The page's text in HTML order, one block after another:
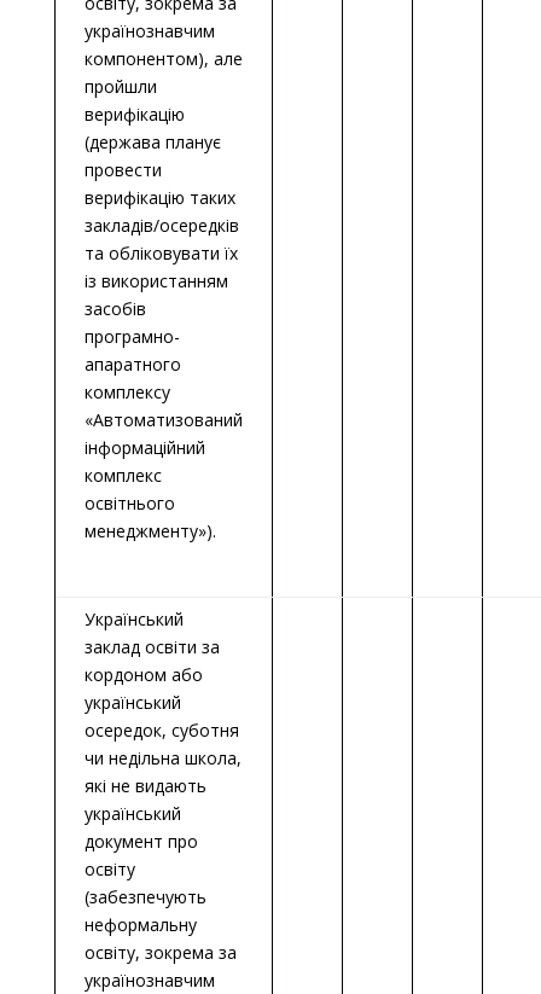
українознавчим
компонентом), але
пройшли
верифікацію
(держава планує
провести
верифікацію таких
закладів/осередків
та обліковувати їх
із використанням
засобів
програмно-
апаратного
комплексу
«Автоматизований
інформаційний
комплекс
освітнього
менеджменту»).
Український
заклад освіти за
кордоном або
український
осередок, суботня
чи недільна школа,
які не видають
український
документ про
освіту
(забезпечують
неформальну
освіту, зокрема за
українознавчим